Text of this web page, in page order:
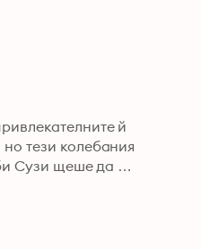
й
тези колебания
Сузи щеше да